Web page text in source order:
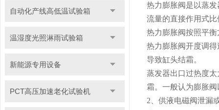
自动化产线高低温试验箱
温湿度光照淋雨试验箱
新能源专用设备
PCT高压加速老化试验机
热力膨胀阀是以蒸
流量的直接作用式
热力膨胀阀按照平
热力膨胀阀开度调
导致缸头结霜。
蒸发器出口过热度
霜。一般认为膨胀
2、供液电磁阀泄漏